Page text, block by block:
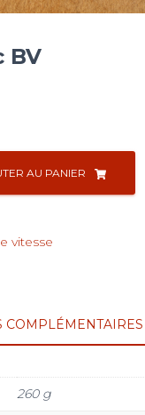
BV
AU PANIER
vitesse
COMPLÉMENTAIRES
260 g